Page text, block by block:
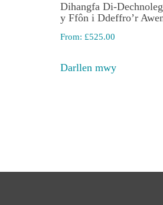
Dihangfa Di-
y Ffôn i Ddeffro’r
From: £525.00
Darllen mwy